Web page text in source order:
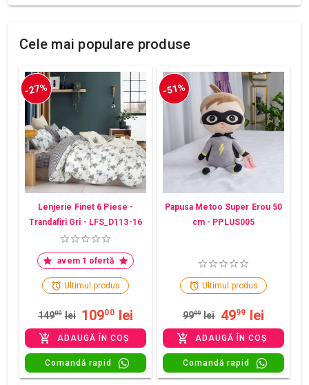
Cele mai populare produse
-27%
Lenjerie Finet 6 Piese -
Trandafiri Gri - LFS_D113-16
avem 1 ofertă
Ultimul produs
14900 lei 10900 lei
ADAUGĂ ÎN COȘ
Comandă rapid
-51%
Papusa Metoo Super Erou 50
cm - PPLUS005
Ultimul produs
9999 lei 4999 lei
ADAUGĂ ÎN COȘ
Comandă rapid